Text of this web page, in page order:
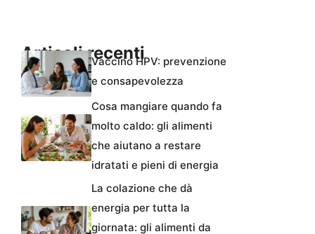
Articoli recentiVaccino HPV: prevenzione
e consapevolezza
Cosa mangiare quando fa
molto caldo: gli alimenti
che aiutano a restare
idratati e pieni di energia
La colazione che dà
energia per tutta la
giornata: gli alimenti da